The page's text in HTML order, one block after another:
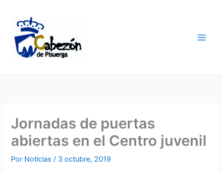
contenido
Jornadas de puertas
abiertas en el Centro juvenil
Por Noticias/ 3 octubre, 2019